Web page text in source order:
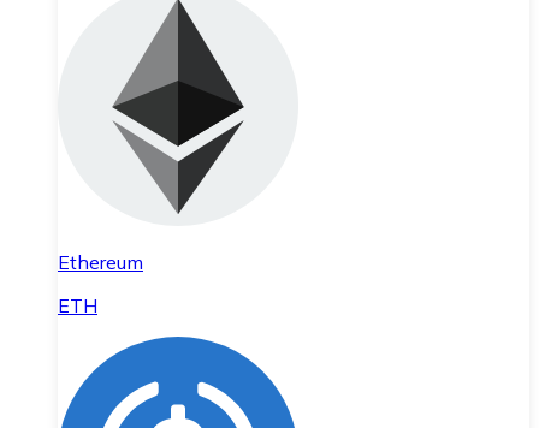
Ethereum
ETH